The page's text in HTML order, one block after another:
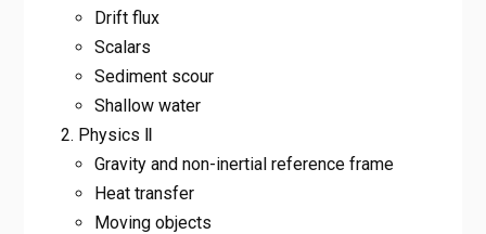
Drift flux
Scalars
Sediment scour
Shallow water
Physics Ⅱ
Gravity and non-inertial reference frame
Heat transfer
Moving objects